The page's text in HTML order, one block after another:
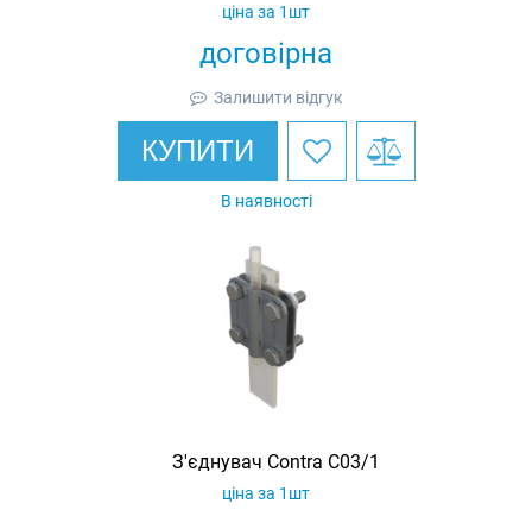
договірна
ціна за 1шт
Залишити відгук
КУПИТИ
В наявності
З'єднувач Contra C03/1
ціна за 1шт